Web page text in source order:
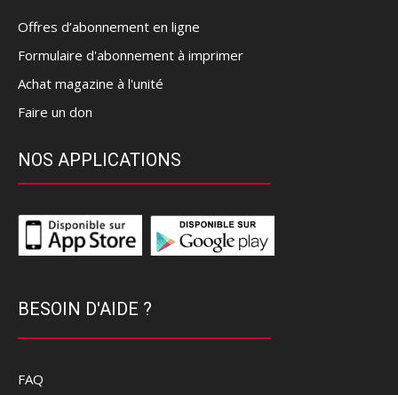
Offres d’abonnement en ligne
Formulaire d'abonnement à imprimer
Achat magazine à l'unité
Faire un don
NOS APPLICATIONS
BESOIN D'AIDE ?
FAQ